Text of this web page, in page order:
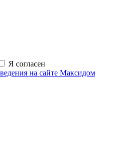
Я согласен
на сайте Максидом